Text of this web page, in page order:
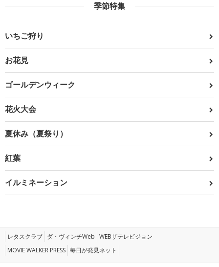
季節特集
いちご狩り
お花見
ゴールデンウィーク
花火大会
夏休み（夏祭り）
紅葉
イルミネーション
レタスクラブ ダ・ヴィンチWeb WEBザテレビジョン
MOVIE WALKER PRESS 毎日が発見ネット